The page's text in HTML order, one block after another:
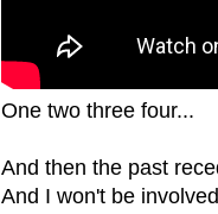
One two three four...
And then the past
And I won't be involved